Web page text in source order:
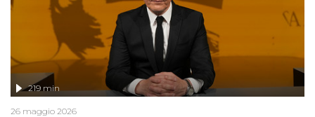
219 min
26 maggio 2026